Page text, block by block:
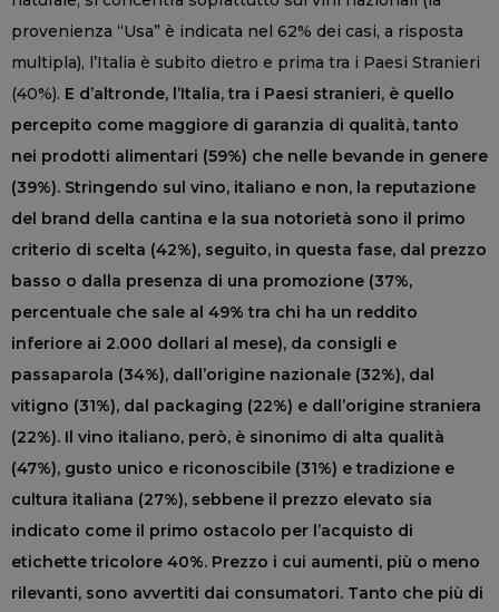
provenienza “Usa” è indicata nel 62% dei casi, a risposta
multipla), l’Italia è subito dietro e prima tra i Paesi Stranieri
(40%). E d’altronde, l’Italia, tra i Paesi stranieri, è quello
percepito come maggiore di garanzia di qualità, tanto
nei prodotti alimentari (59%) che nelle bevande in genere
(39%). Stringendo sul vino, italiano e non, la reputazione
del brand della cantina e la sua notorietà sono il primo
criterio di scelta (42%), seguito, in questa fase, dal prezzo
basso o dalla presenza di una promozione (37%,
percentuale che sale al 49% tra chi ha un reddito
inferiore ai 2.000 dollari al mese), da consigli e
passaparola (34%), dall’origine nazionale (32%), dal
vitigno (31%), dal packaging (22%) e dall’origine straniera
(22%). Il vino italiano, però, è sinonimo di alta qualità
(47%), gusto unico e riconoscibile (31%) e tradizione e
cultura italiana (27%), sebbene il prezzo elevato sia
indicato come il primo ostacolo per l’acquisto di
etichette tricolore 40%. Prezzo i cui aumenti, più o meno
rilevanti, sono avvertiti dai consumatori. Tanto che più di